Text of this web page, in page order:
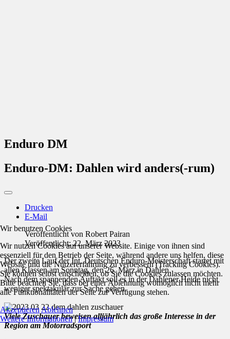
Enduro DM
Enduro-DM: Dahlen wird anders(-rum)
Drucken
E-Mail
Veröffentlicht von Robert Pairan
Veröffentlicht: 22. März 2023
Der zweite Lauf der Int. Deutschen Enduro-Meisterschaft startet mit
allen Klassen am Sonntag, den 26. März in Dahlen.
Nach dem spannenden Auftakt soll es in der Dahlener Heide nicht
weniger spektakulär zur Sache gehen.
Viele Zuschauer beweisen alljährlich das große Interesse in der
Region am Motorradsport
Wir benutzen Cookies
Wir nutzen Cookies auf unserer Website. Einige von ihnen sind
essenziell für den Betrieb der Seite, während andere uns helfen, diese
Website und die Nutzererfahrung zu verbessern (Tracking Cookies).
Sie können selbst entscheiden, ob Sie die Cookies zulassen möchten.
Bitte beachten Sie, dass bei einer Ablehnung womöglich nicht mehr
alle Funktionalitäten der Seite zur Verfügung stehen.
Akzeptieren Ablehnen
Weitere Informationen|Impressum